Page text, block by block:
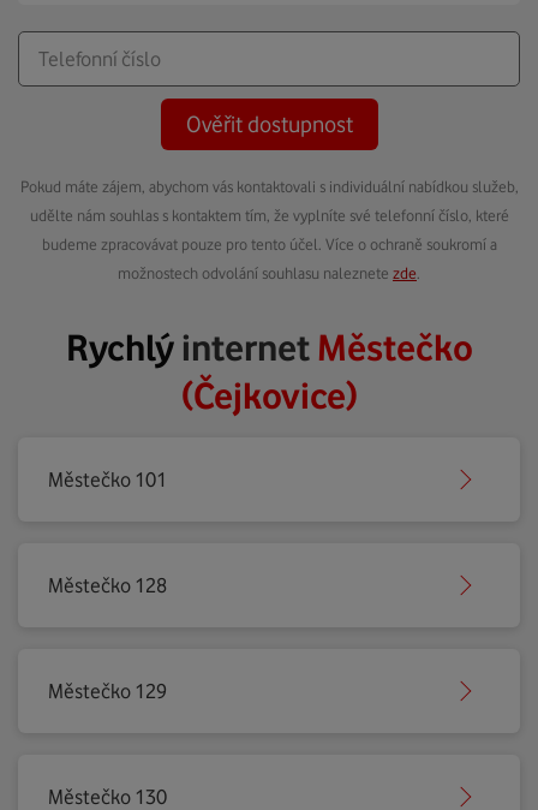
Ověřit dostupnost
Pokud máte zájem, abychom vás kontaktovali s individuální nabídkou služeb,
udělte nám souhlas s kontaktem tím, že vyplníte své telefonní číslo, které
budeme zpracovávat pouze pro tento účel. Více o ochraně soukromí a
možnostech odvolání souhlasu naleznete zde
Rychlýinternet Městečko
(Čejkovice)
Městečko 101
Městečko 128
Městečko 129
Městečko 130